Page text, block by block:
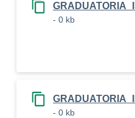
- 0 kb
- 0 kb